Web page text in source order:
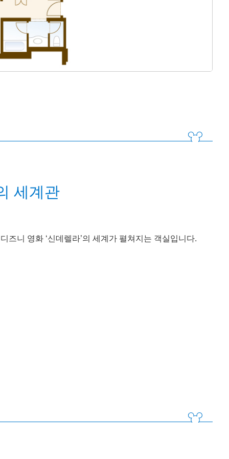
세계관
디즈니 영화 ‘신데렐라’의 세계가 펼쳐지는 객실입니다.